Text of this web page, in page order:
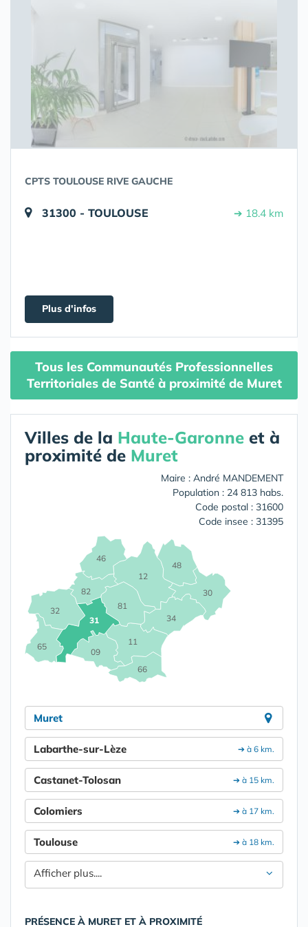
CPTS TOULOUSE RIVE GAUCHE
31300 - TOULOUSE ➔ 18.4 km
Plus d'infos
Tous les Communautés Professionnelles
Territoriales de Santé à proximité de Muret
Villes de la Haute-Garonne et à
proximité de Muret
Maire : André MANDEMENT
Population : 24 813 habs.
Code postal : 31600
Code insee : 31395
09
11
12
30
31
32
34
46
48
65
66
81
82
Muret
➔ à 6 km.
Labarthe-sur-Lèze
➔ à 15 km.
Castanet-Tolosan
➔ à 17 km.
Colomiers
➔ à 18 km.
Toulouse
Afficher plus....
PRÉSENCE À MURET ET À PROXIMITÉ